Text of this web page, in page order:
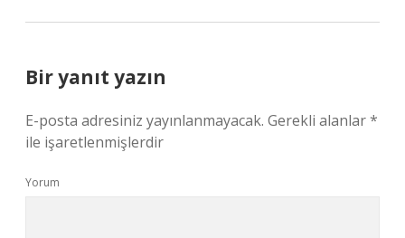
Bir yanıt yazın
E-posta adresiniz yayınlanmayacak. Gerekli alanlar*
ile işaretlenmişlerdir
Yorum